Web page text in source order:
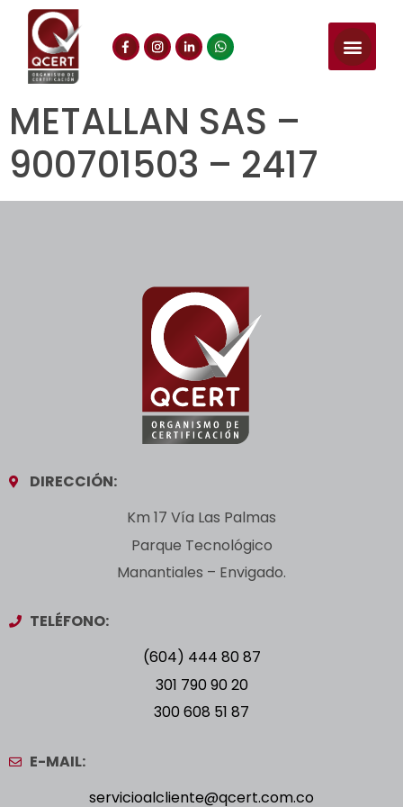
METALLAN SAS –
900701503 – 2417
DIRECCIÓN:
Km 17 Vía Las Palmas
Parque Tecnológico
Manantiales – Envigado.
TELÉFONO:
(604) 444 80 87
301 790 90 20
300 608 51 87
E-MAIL:
servicioalcliente@qcert.com.co